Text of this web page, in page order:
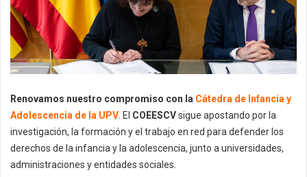
Renovamos nuestro compromiso con la Cátedra de Infancia y
Adolescencia de la UPV . El COEESCVsigue apostando por la
investigación, la formación y el trabajo en red para defender los
derechos de la infancia y la adolescencia, junto a universidades,
administraciones y entidades sociales.